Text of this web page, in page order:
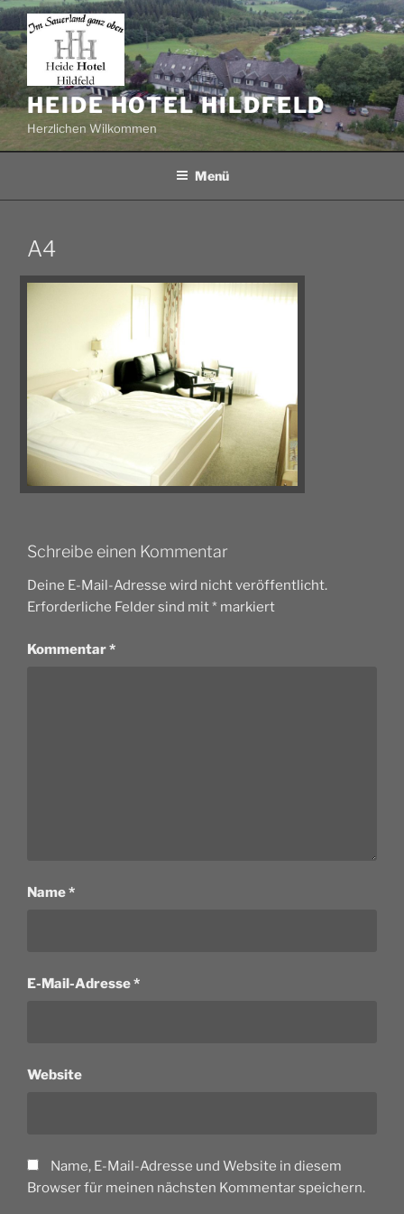
Zum
Inhalt
springen
HEIDE HOTEL HILDFELD
Herzlichen Wilkommen
Menü
A4
Schreibe einen Kommentar
Deine E-Mail-Adresse wird nicht veröffentlicht.
Erforderliche Felder sind mit* markiert
Kommentar*
Name*
E-Mail-Adresse*
Website
Name, E-Mail-Adresse und Website in diesem
Browser für meinen nächsten Kommentar speichern.